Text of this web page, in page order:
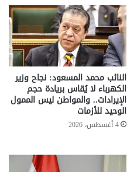
النائب محمد المسعود: نجاح وزير
الكهرباء لا يُقاس بريادة حجم
الإيرادات.. والمواطن ليس الممول
الوحيد للأزمات
4 أغسطس، 2026